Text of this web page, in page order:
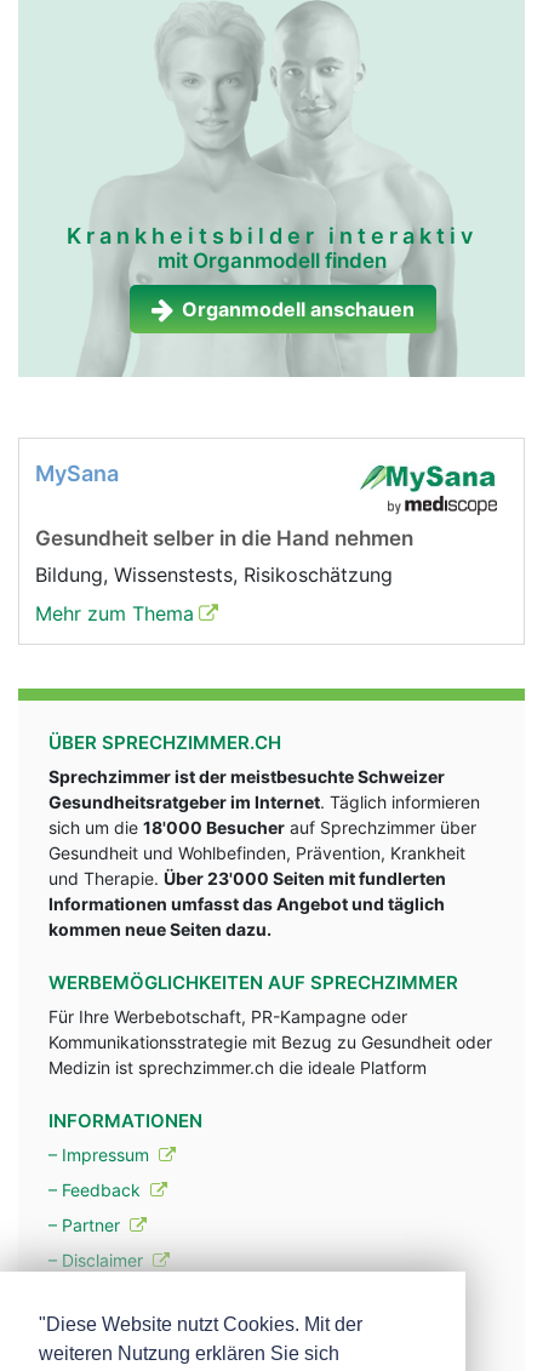
Krankheitsbilder interaktiv
mit Organmodell finden
Organmodell anschauen
MySana
Gesundheit selber in die Hand nehmen
Bildung, Wissenstests, Risikoschätzung
Mehr zum Thema
ÜBER SPRECHZIMMER.CH
Sprechzimmer ist der meistbesuchte Schweizer
Gesundheitsratgeber im Internet. Täglich informieren
sich um die 18'000 Besucher auf Sprechzimmer über
Gesundheit und Wohlbefinden, Prävention, Krankheit
und Therapie. Über 23'000 Seiten mit fundlerten
Informationen umfasst das Angebot und täglich
kommen neue Seiten dazu.
WERBEMÖGLICHKEITEN AUF SPRECHZIMMER
Für Ihre Werbebotschaft, PR-Kampagne oder
Kommunikationsstrategie mit Bezug zu Gesundheit oder
Medizin ist sprechzimmer.ch die ideale Platform
INFORMATIONEN
– Impressum
– Feedback
– Partner
– Disclaimer
– Werbung
"Diese Website nutzt Cookies. Mit der
weiteren Nutzung erklären Sie sich